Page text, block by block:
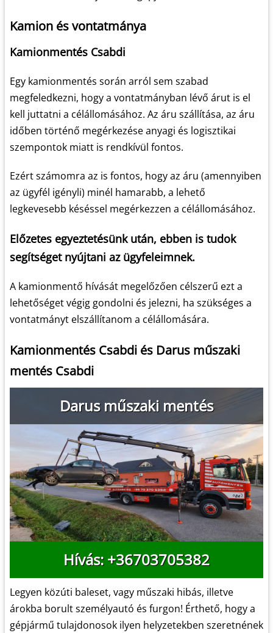
Kamion és vontatmánya
Kamionmentés Csabdi
Egy kamionmentés során arról sem szabad
megfeledkezni, hogy a vontatmányban lévő árut is el
kell juttatni a célállomásához. Az áru szállítása, az áru
időben történő megérkezése anyagi és logisztikai
szempontok miatt is rendkívül fontos.
Ezért számomra az is fontos, hogy az áru (amennyiben
az ügyfél igényli) minél hamarabb, a lehető
legkevesebb késéssel megérkezzen a célállomásához.
Előzetes egyeztetésünk után, ebben is tudok
segítséget nyújtani az ügyfeleimnek.
A kamionmentő hívását megelőzően célszerű ezt a
lehetőséget végig gondolni és jelezni, ha szükséges a
vontatmányt elszállítanom a célállomására.
Kamionmentés Csabdi és Darus műszaki
mentés Csabdi
Darus műszaki mentés
Hívás: +36703705382
Legyen közúti baleset, vagy műszaki hibás, illetve
árokba borult személyautó és furgon! Érthető, hogy a
gépjármű tulajdonosok ilyen helyzetekben szeretnének